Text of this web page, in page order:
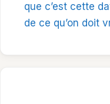
que c’est cette
de ce qu’on doit